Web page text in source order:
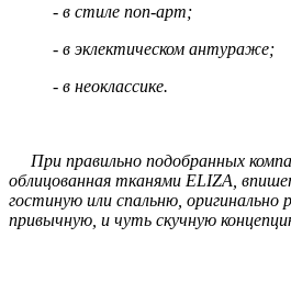
- в стиле поп-арт;
- в эклектическом антураже;
- в неоклассике.
При правильно подобранных
облицованная тканями ELIZA,
гостиную или спальню, оригинально
привычную, и чуть скучную